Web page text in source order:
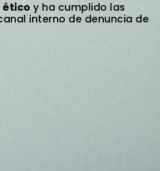
ético y ha cumplido las
interno de denuncia de